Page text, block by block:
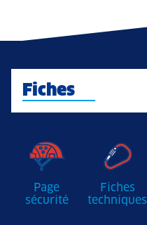
Fiches
Page
sécurité
Fiches
techniques